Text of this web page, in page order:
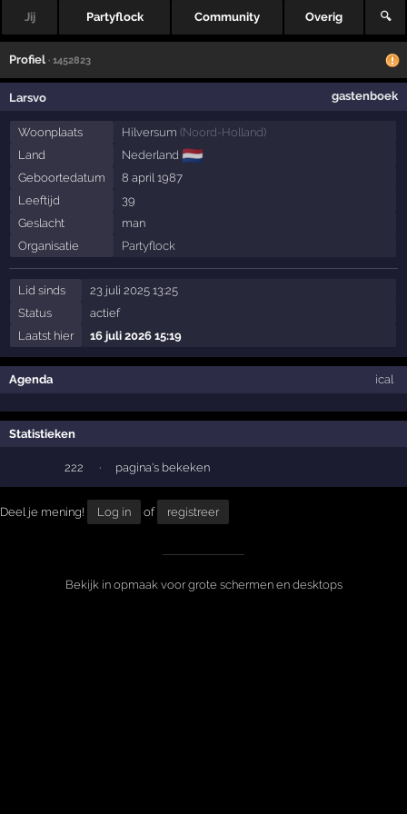
Jij Partyflock Community Overig 🔍
Profiel · 1452823
Larsvo gastenboek
Woonplaats Hilversum (Noord-Holland)
Land
Nederland 🇳🇱
Geboortedatum
8 april 1987
Leeftijd
39
Geslacht
man
Organisatie
Partyflock
Lid sinds
23 juli 2025 13:25
Status
actief
Laatst hier
16 juli 2026 15:19
Agenda ical
Statistieken
222 · pagina's bekeken
Deel je mening! Log in of registreer
Bekijk in opmaak voor grote schermen en desktops